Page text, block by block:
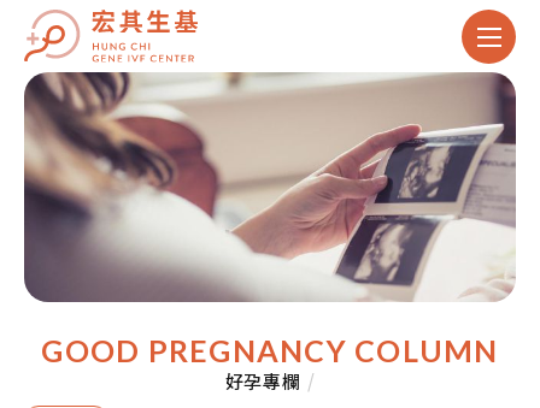
GOOD PREGNANCY COLUMN
好孕專欄 /